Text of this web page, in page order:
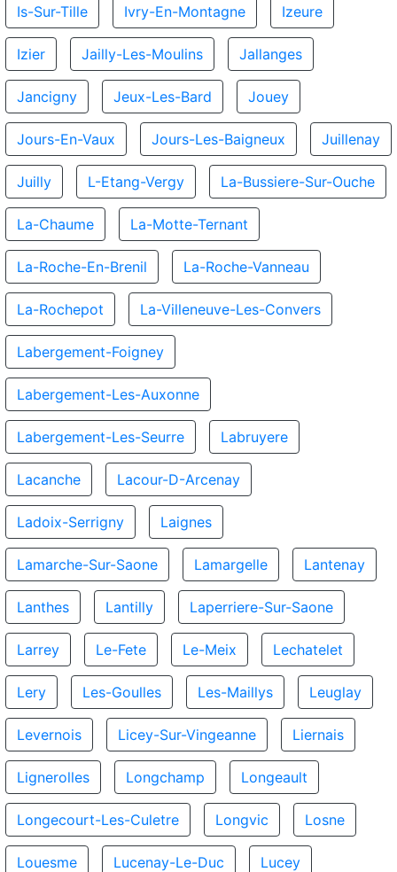
Is-Sur-Tille Ivry-En-Montagne Izeure
Izier Jailly-Les-Moulins Jallanges
Jancigny Jeux-Les-Bard Jouey
Jours-En-Vaux Jours-Les-Baigneux Juillenay
Juilly L-Etang-Vergy La-Bussiere-Sur-Ouche
La-Chaume La-Motte-Ternant
La-Roche-En-Brenil La-Roche-Vanneau
La-Rochepot La-Villeneuve-Les-Convers
Labergement-Foigney
Labergement-Les-Auxonne
Labergement-Les-Seurre Labruyere
Lacanche Lacour-D-Arcenay
Ladoix-Serrigny Laignes
Lamarche-Sur-Saone Lamargelle Lantenay
Lanthes Lantilly Laperriere-Sur-Saone
Larrey Le-Fete Le-Meix Lechatelet
Lery Les-Goulles Les-Maillys Leuglay
Levernois Licey-Sur-Vingeanne Liernais
Lignerolles Longchamp Longeault
Longecourt-Les-Culetre Longvic Losne
Louesme Lucenay-Le-Duc Lucey